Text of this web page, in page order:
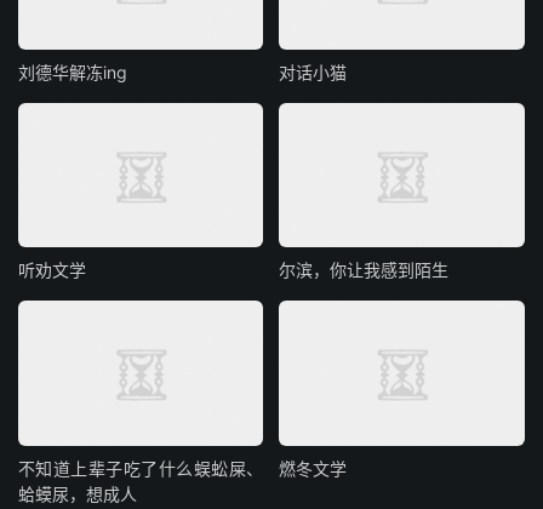
刘德华解冻ing 对话小猫
听劝文学 尔滨，你让我感到陌生
不知道上辈子吃了什么蜈蚣屎、
蛤蟆尿，想成人
燃冬文学